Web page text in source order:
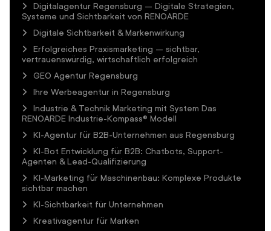
Digitalagentur Regensburg – Digitale Strategien,
Systeme und Sichtbarkeit von RENOARDE
Digitale Sichtbarkeit & Markenwirkung
Erfolgreiches Praxismarketing – sichtbar,
vertrauenswürdig, wirtschaftlich erfolgreich
GEO Agentur Regensburg
Ihre Werbeagentur in Regensburg
Industrie & Technik Marketing mit System Das
RENOARDE Industrie-Kompass® Modell
KI-Agentur für B2B-Unternehmen aus Regensburg
KI-Bot Entwicklung für B2B: Chatbots, Support-
Agenten & Lead-Qualifizierung
KI-Marketing für Maschinenbau: Komplexe Produkte
sichtbar machen
KI-Sichtbarkeit für Unternehmen
Kreativagentur für Marken